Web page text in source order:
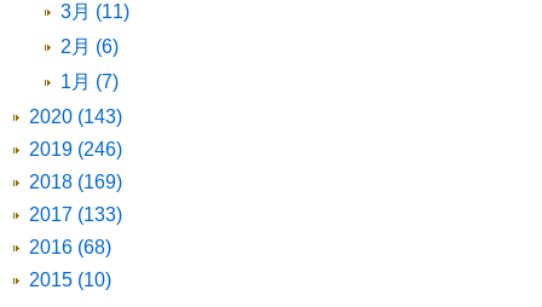
3月 (11)
2月 (6)
1月 (7)
2020 (143)
2019 (246)
2018 (169)
2017 (133)
2016 (68)
2015 (10)